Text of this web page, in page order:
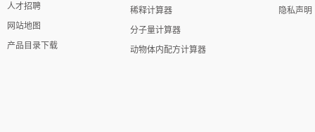
人才招聘
网站地图
产品目录下载
稀释计算器
分子量计算器
动物体内配方计算器
隐私声明